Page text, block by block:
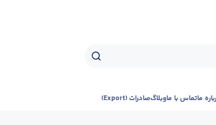
ماتماس با ماوبلاگصادرات (Export)